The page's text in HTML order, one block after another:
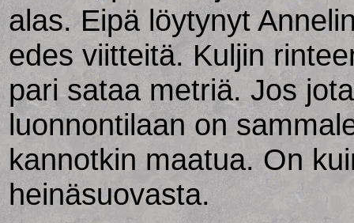
alas. Eipä löytynyt
edes viitteitä. Kuljin
pari sataa metriä. Jos
luonnontilaan on
kannotkin maatua. On
heinäsuovasta.